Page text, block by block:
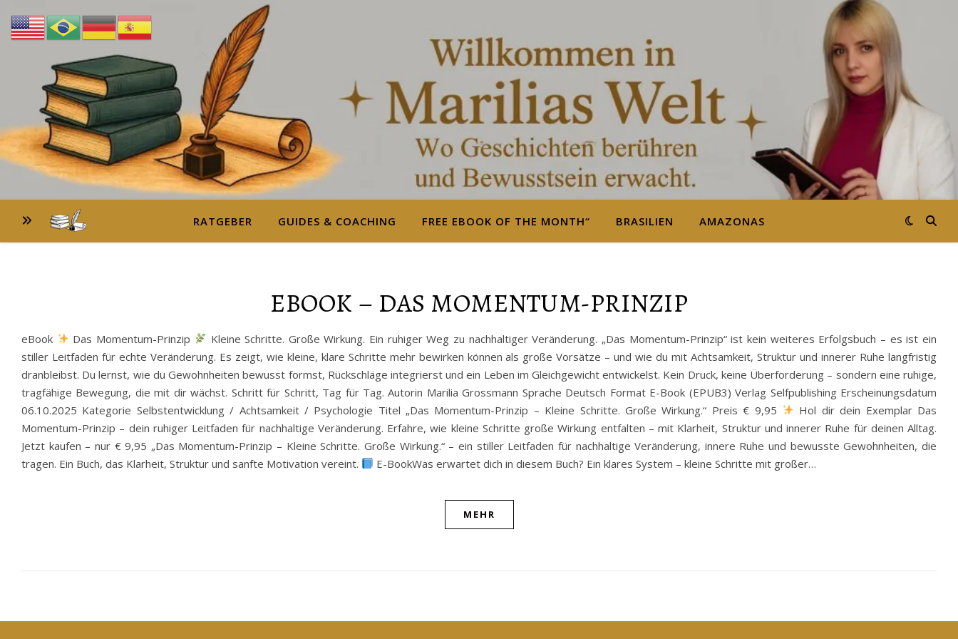
RATGEBER GUIDES & COACHING FREE EBOOK OF THE MONTH“ BRASILIEN AMAZONAS
EBOOK – DAS MOMENTUM-PRINZIP
eBook Das Momentum-Prinzip
Kleine Schritte. Große Wirkung. Ein ruhiger Weg zu nachhaltiger Veränderung. „Das Momentum-Prinzip“ ist kein weiteres Erfolgsbuch – es ist ein
stiller Leitfaden für echte Veränderung. Es zeigt, wie kleine, klare Schritte mehr bewirken können als große Vorsätze – und wie du mit Achtsamkeit, Struktur und innerer Ruhe langfristig
dranbleibst. Du lernst, wie du Gewohnheiten bewusst formst, Rückschläge integrierst und ein Leben im Gleichgewicht entwickelst. Kein Druck, keine Überforderung – sondern eine ruhige,
tragfähige Bewegung, die mit dir wächst. Schritt für Schritt, Tag für Tag. Autorin Marilia Grossmann Sprache Deutsch Format E-Book (EPUB3) Verlag Selfpublishing Erscheinungsdatum
06.10.2025 Kategorie Selbstentwicklung / Achtsamkeit / Psychologie Titel „Das Momentum-Prinzip – Kleine Schritte. Große Wirkung.“ Preis € 9,95
Hol dir dein Exemplar Das
Momentum-Prinzip – dein ruhiger Leitfaden für nachhaltige Veränderung. Erfahre, wie kleine Schritte große Wirkung entfalten – mit Klarheit, Struktur und innerer Ruhe für deinen Alltag.
Jetzt kaufen – nur € 9,95 „Das Momentum-Prinzip – Kleine Schritte. Große Wirkung.“ – ein stiller Leitfaden für nachhaltige Veränderung, innere Ruhe und bewusste Gewohnheiten, die
tragen. Ein Buch, das Klarheit, Struktur und sanfte Motivation vereint.
E-BookWas erwartet dich in diesem Buch? Ein klares System – kleine Schritte mit großer…
MEHR